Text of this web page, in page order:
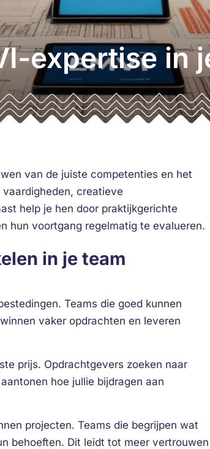
expertise in
van de juiste competenties en het
creatieve
help je hen door praktijkgerichte
hun voortgang regelmatig te evalueren.
in je team
Teams die goed kunnen
vaker opdrachten en leveren
prijs. Opdrachtgevers zoeken naar
hoe jullie bijdragen aan
projecten. Teams die begrijpen wat
behoeften. Dit leidt tot meer vertrouwen